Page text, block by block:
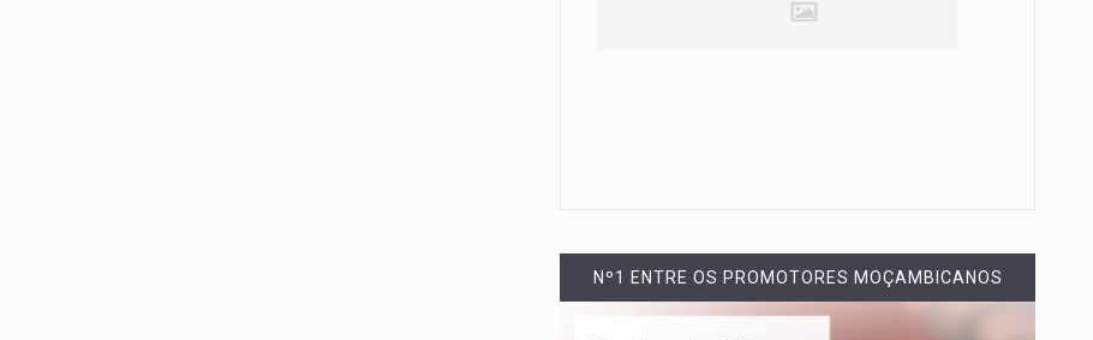
Nº1 ENTRE OS PROMOTORES MOÇAMBICANOS